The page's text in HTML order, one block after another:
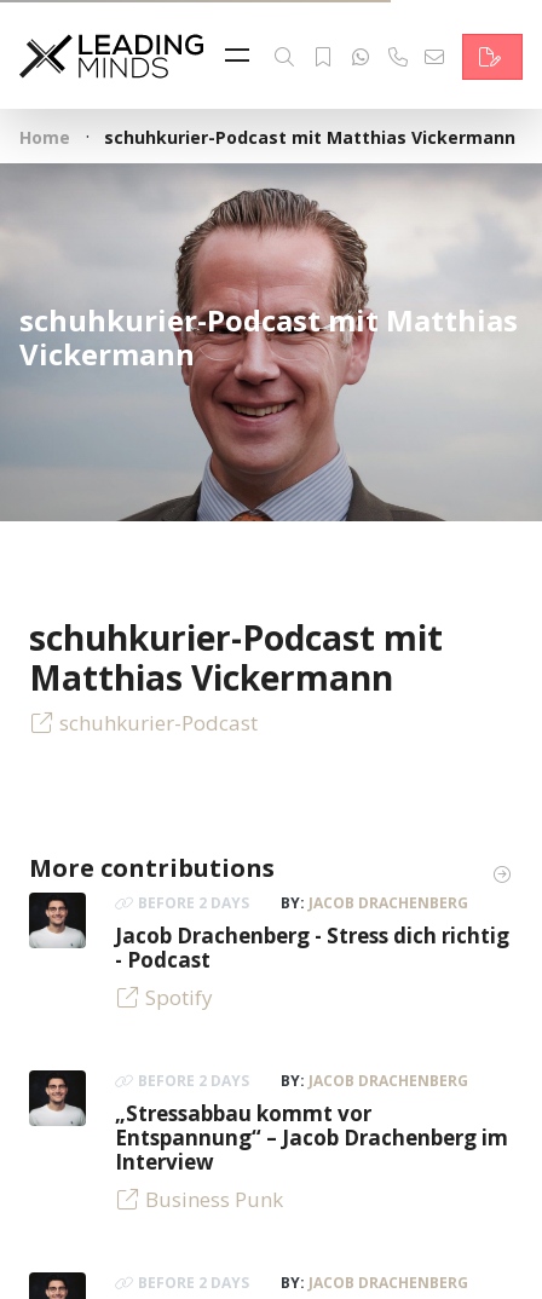
Feed
Reading Minds
Topics
Services
Who we are
Contact
Deutsch
Home · schuhkurier-Podcast mit Matthias Vickermann
schuhkurier-Podcast mit Matthias
Vickermann
schuhkurier-Podcast mit
Matthias Vickermann
schuhkurier-Podcast
More contributions
BEFORE 2 DAYS BY: JACOB DRACHENBERG
Jacob Drachenberg - Stress dich richtig
- Podcast
Spotify
BEFORE 2 DAYS BY: JACOB DRACHENBERG
„Stressabbau kommt vor
Entspannung“ – Jacob Drachenberg im
Interview
Business Punk
BEFORE 2 DAYS BY: JACOB DRACHENBERG